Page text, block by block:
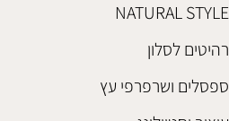
NATURAL STYLE
רהיטים לסלון
ספסלים ושרפרפי עץ